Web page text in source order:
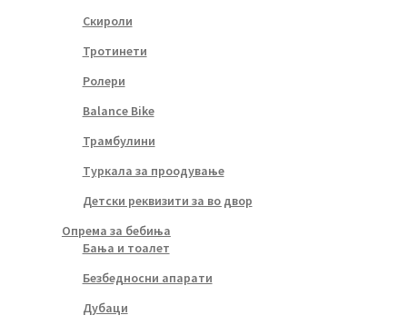
Скироли
Тротинети
Ролери
Balance Bike
Трамбулини
Туркала за проодување
Детски реквизити за во двор
Опрема за бебиња
Бања и тоалет
Безбедносни апарати
Дубаци